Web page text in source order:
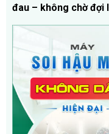
đau – không chờ đợi